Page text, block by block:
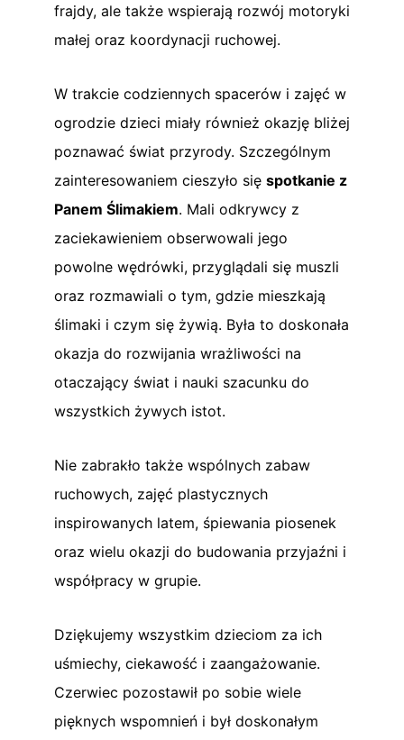
frajdy, ale także wspierają rozwój motoryki
małej oraz koordynacji ruchowej.
W trakcie codziennych spacerów i zajęć w
ogrodzie dzieci miały również okazję bliżej
poznawać świat przyrody. Szczególnym
zainteresowaniem cieszyło się spotkanie z
Panem Ślimakiem. Mali odkrywcy z
zaciekawieniem obserwowali jego
powolne wędrówki, przyglądali się muszli
oraz rozmawiali o tym, gdzie mieszkają
ślimaki i czym się żywią. Była to doskonała
okazja do rozwijania wrażliwości na
otaczający świat i nauki szacunku do
wszystkich żywych istot.
Nie zabrakło także wspólnych zabaw
ruchowych, zajęć plastycznych
inspirowanych latem, śpiewania piosenek
oraz wielu okazji do budowania przyjaźni i
współpracy w grupie.
Dziękujemy wszystkim dzieciom za ich
uśmiechy, ciekawość i zaangażowanie.
Czerwiec pozostawił po sobie wiele
pięknych wspomnień i był doskonałym